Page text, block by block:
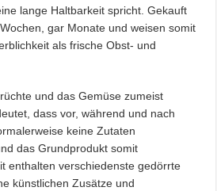
lange Haltbarkeit spricht. Gekauft
gar Monate und weisen somit
als frische Obst- und
und das Gemüse zumeist
dass vor, während und nach
keine Zutaten
das Grundprodukt somit
enthalten verschiedenste gedörrte
künstlichen Zusätze und